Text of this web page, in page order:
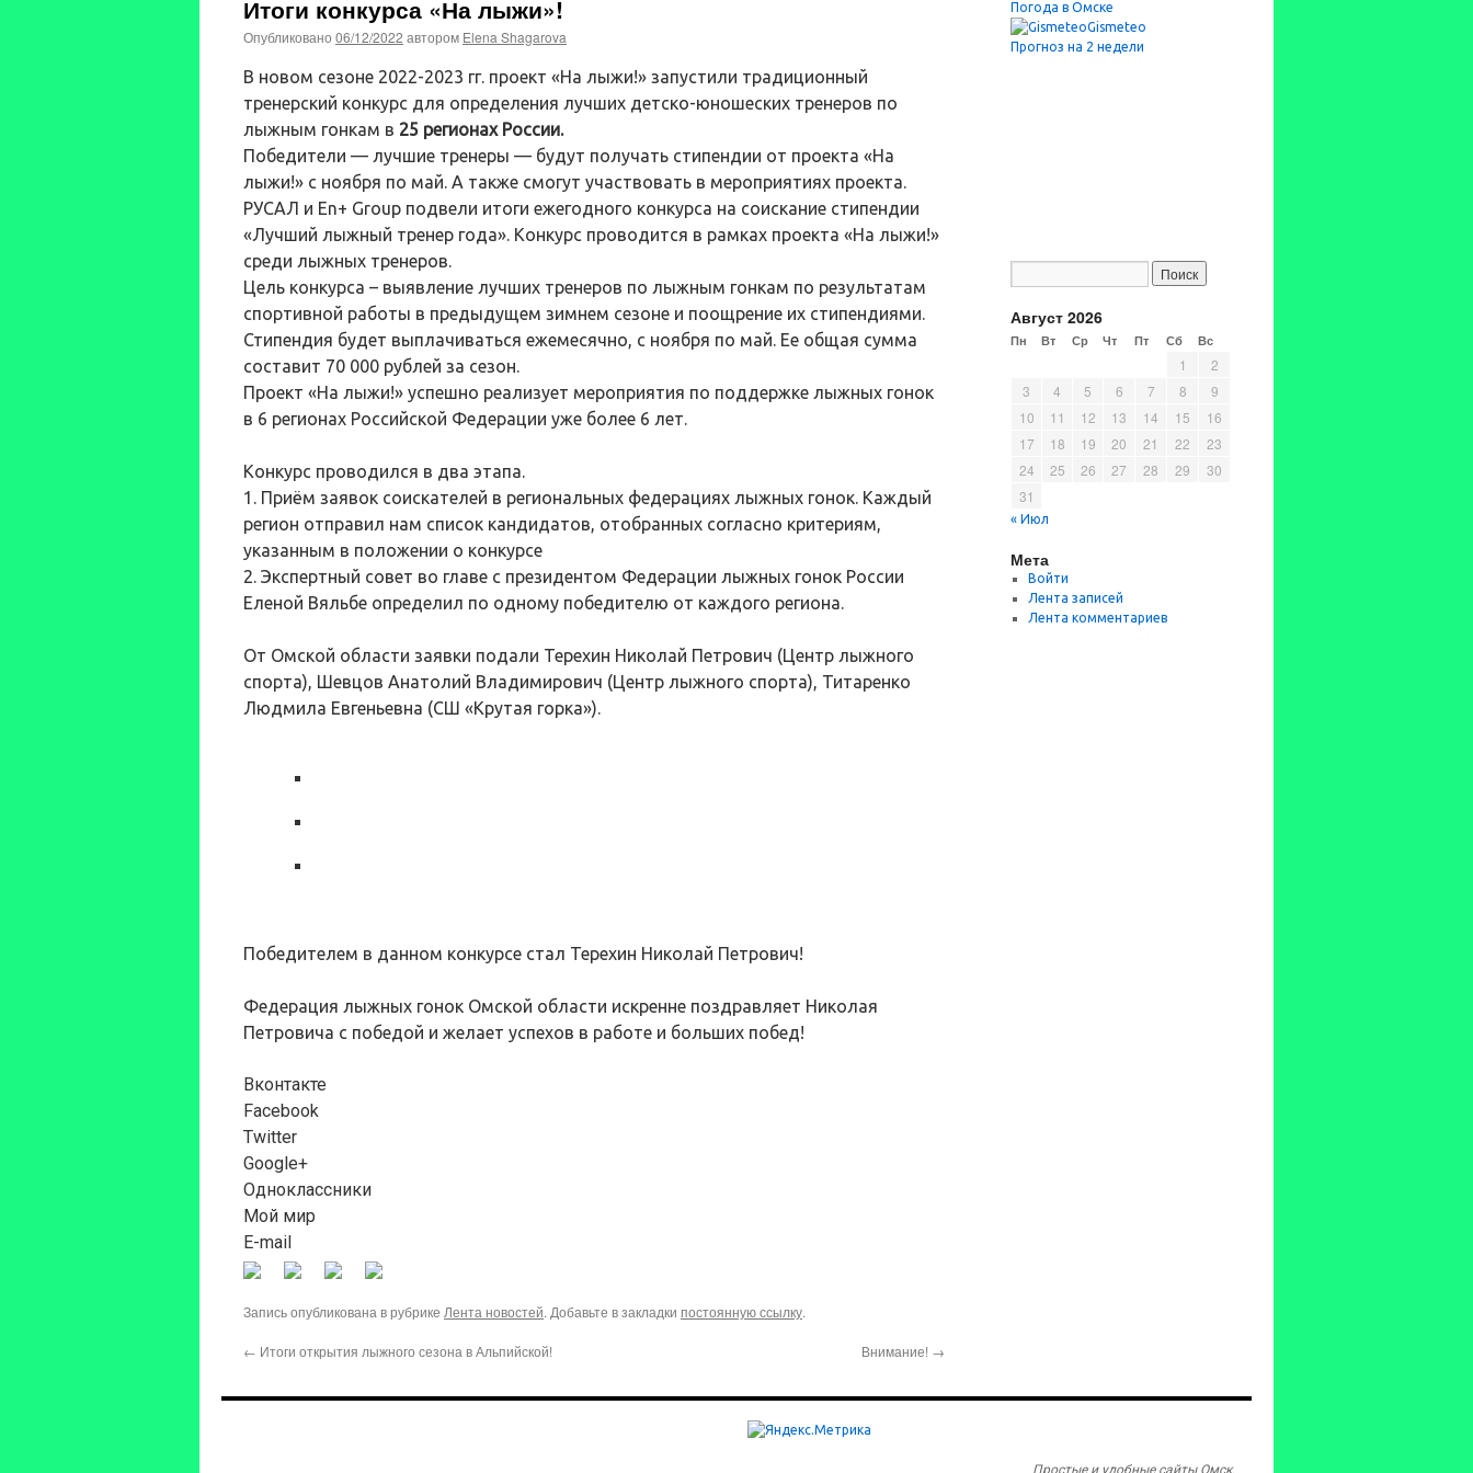
Итоги конкурса «На лыжи»!
Опубликовано 06/12/2022 автором Elena Shagarova
В новом сезоне 2022-2023 гг. проект «На лыжи!» запустили традиционный
тренерский конкурс для определения лучших детско-юношеских тренеров по
лыжным гонкам в 25 регионах России.
Победители — лучшие тренеры — будут получать стипендии от проекта «На
лыжи!» с ноября по май. А также смогут участвовать в мероприятиях проекта.
РУСАЛ и En+ Group подвели итоги ежегодного конкурса на соискание стипендии
«Лучший лыжный тренер года». Конкурс проводится в рамках проекта «На лыжи!»
среди лыжных тренеров.
Цель конкурса – выявление лучших тренеров по лыжным гонкам по результатам
спортивной работы в предыдущем зимнем сезоне и поощрение их стипендиями.
Стипендия будет выплачиваться ежемесячно, с ноября по май. Ее общая сумма
составит 70 000 рублей за сезон.
Проект «На лыжи!» успешно реализует мероприятия по поддержке лыжных гонок
в 6 регионах Российской Федерации уже более 6 лет.
Конкурс проводился в два этапа.
1️. Приём заявок соискателей в региональных федерациях лыжных гонок. Каждый
регион отправил нам список кандидатов, отобранных согласно критериям,
указанным в положении о конкурсе
2️. Экспертный совет во главе с президентом Федерации лыжных гонок России
Еленой Вяльбе определил по одному победителю от каждого региона.
От Омской области заявки подали Терехин Николай Петрович (Центр лыжного
спорта), Шевцов Анатолий Владимирович (Центр лыжного спорта), Титаренко
Людмила Евгеньевна (СШ «Крутая горка»).
Победителем в данном конкурсе стал Терехин Николай Петрович!
Федерация лыжных гонок Омской области искренне поздравляет Николая
Петровича с победой и желает успехов в работе и больших побед!
Вконтакте
Facebook
Twitter
Google+
Одноклассники
Мой мир
E-mail
Запись опубликована в рубрике Лента новостей. Добавьте в закладки постоянную ссылку.
← Итоги открытия лыжного сезона в Альпийской! Внимание! →
Погода в Омске
Gismeteo
Прогноз на 2 недели
Август 2026
Пн Вт Ср Чт Пт Сб Вс
1
2
3
4 5 6 7 8
9
10
11 12 13 14 15
16
17
18 19 20 21 22
23
24
25 26 27 28 29
30
31
« Июл
Мета
Войти
Лента записей
Лента комментариев
Простые и удобные сайты Омск.